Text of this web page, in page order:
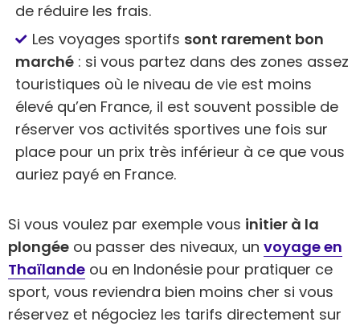
de réduire les frais.
Les voyages sportifs sont rarement bon
marché : si vous partez dans des zones assez
touristiques où le niveau de vie est moins
élevé qu’en France, il est souvent possible de
réserver vos activités sportives une fois sur
place pour un prix très inférieur à ce que vous
auriez payé en France.
Si vous voulez par exemple vous initier à la
plongée ou passer des niveaux, un voyage en
Thaïlande ou en Indonésie pour pratiquer ce
sport, vous reviendra bien moins cher si vous
réservez et négociez les tarifs directement sur